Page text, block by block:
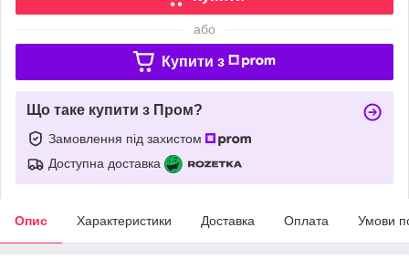
або
Купити з
Що таке купити з Пром?
Замовлення під захистом
Доступна доставка
Опис Характеристики Доставка Оплата Умови